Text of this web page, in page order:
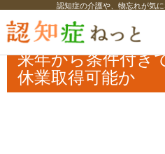
認知症の介護や、物忘れが気
認知症ねっと 認知症最新ニュース
でも介護休業取得可能か
来年から条件付き
休業取得可能か